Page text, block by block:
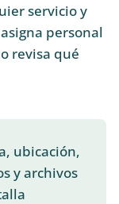
servicio y
personal
revisa qué
ubicación,
y archivos